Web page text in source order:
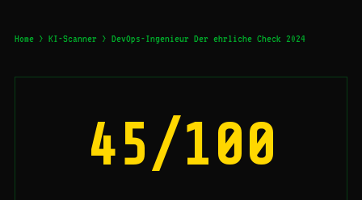
Home > KI-Scanner > DevOps-Ingenieur Der ehrliche Check 2024
45/100